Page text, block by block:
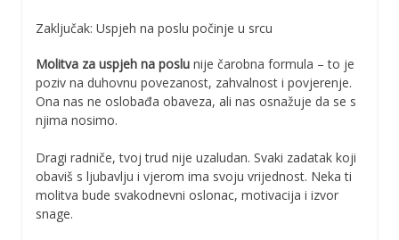
Zaključak: Uspjeh na poslu počinje u srcu
Molitva za uspjeh na poslu nije čarobna formula – to je
poziv na duhovnu povezanost, zahvalnost i povjerenje.
Ona nas ne oslobađa obaveza, ali nas osnažuje da se s
njima nosimo.
Dragi radniče, tvoj trud nije uzaludan. Svaki zadatak koji
obaviš s ljubavlju i vjerom ima svoju vrijednost. Neka ti
molitva bude svakodnevni oslonac, motivacija i izvor
snage.